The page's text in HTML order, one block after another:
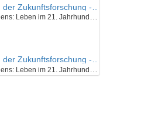
Homo s@piens: Leben im 21. Jahrhundert - Was bleibt vom Menschen? Wie sieht Ray Kurzweil unsere Zukunft? (I)